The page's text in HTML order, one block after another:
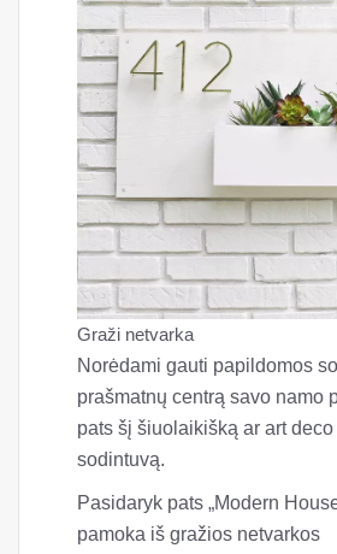
Graži netvarka
Norėdami gauti papildomos
prašmatnų centrą savo namo
pats šį šiuolaikišką ar art
sodintuvą.
Pasidaryk pats „Modern
pamoka iš gražios netvarkos